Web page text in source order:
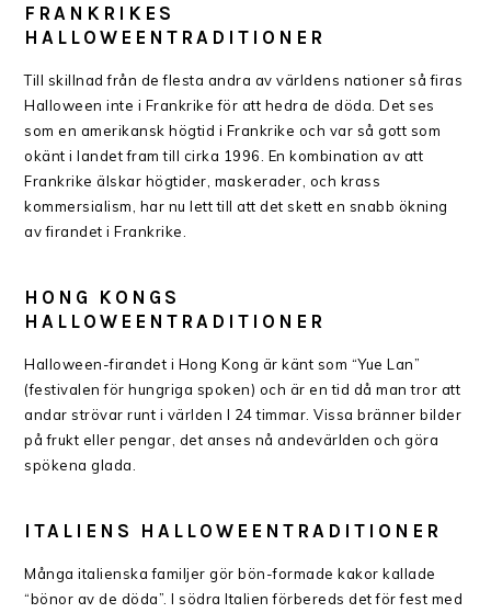
FRANKRIKES
HALLOWEENTRADITIONER
Till skillnad från de flesta andra av världens nationer så firas
Halloween inte i Frankrike för att hedra de döda. Det ses
som en amerikansk högtid i Frankrike och var så gott som
okänt i landet fram till cirka 1996. En kombination av att
Frankrike älskar högtider, maskerader, och krass
kommersialism, har nu lett till att det skett en snabb ökning
av firandet i Frankrike.
HONG KONGS
HALLOWEENTRADITIONER
Halloween-firandet i Hong Kong är känt som “Yue Lan”
(festivalen för hungriga spoken) och är en tid då man tror att
andar strövar runt i världen I 24 timmar. Vissa bränner bilder
på frukt eller pengar, det anses nå andevärlden och göra
spökena glada.
ITALIENS HALLOWEENTRADITIONER
Många italienska familjer gör bön-formade kakor kallade
“bönor av de döda”. I södra Italien förbereds det för fest med